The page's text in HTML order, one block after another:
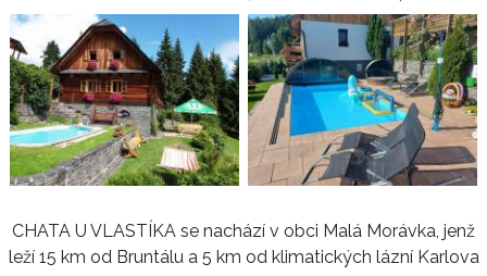
CHATA U VLASTÍKA se nachází v obci Malá Morávka, jenž
leží 15 km od Bruntálu a 5 km od klimatických lázní Karlova